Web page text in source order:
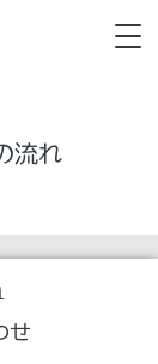
流れ
せ